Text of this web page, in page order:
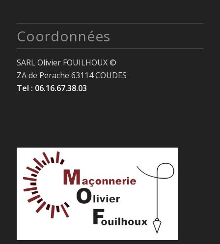
Coordonnées
SARL Olivier FOUILHOUX ©
ZA de Perache 63114 COUDES
Tel : 06.16.67.38.03